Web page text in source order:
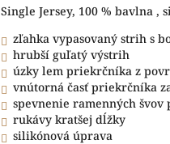
Single Jersey, 100 % bavlna ,
zľahka vypasovaný strih s
hrubší guľatý výstrih
úzky lem priekrčníka z
vnútorná časť priekrčníka
spevnenie ramenných švov
rukávy kratšej dĺžky
silikónová úprava